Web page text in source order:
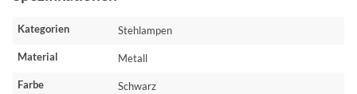
Kategorien Stehlampen
Material Metall
Farbe
Schwarz